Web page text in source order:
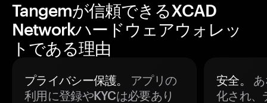
Tangemが信頼できるXCAD
Networkハードウェアウォレッ
トである理由
プライバシー保護。
アプリの
利用に登録やKYCは必要あり
安全。
化され、